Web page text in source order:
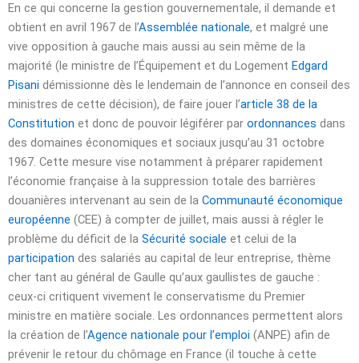
En ce qui concerne la gestion gouvernementale, il demande et
obtient en avril 1967 de l’Assemblée nationale, et malgré une
vive opposition à gauche mais aussi au sein même de la
majorité (le ministre de l’Équipement et du Logement Edgard
Pisani démissionne dès le lendemain de l’annonce en conseil des
ministres de cette décision), de faire jouer l’article 38 de la
Constitution et donc de pouvoir légiférer par ordonnances dans
des domaines économiques et sociaux jusqu’au 31 octobre
1967. Cette mesure vise notamment à préparer rapidement
l’économie française à la suppression totale des barrières
douanières intervenant au sein de la Communauté économique
européenne (CEE) à compter de juillet, mais aussi à régler le
problème du déficit de la Sécurité sociale et celui de la
participation des salariés au capital de leur entreprise, thème
cher tant au général de Gaulle qu’aux gaullistes de gauche :
ceux-ci critiquent vivement le conservatisme du Premier
ministre en matière sociale. Les ordonnances permettent alors
la création de l’Agence nationale pour l’emploi (ANPE) afin de
prévenir le retour du chômage en France (il touche à cette